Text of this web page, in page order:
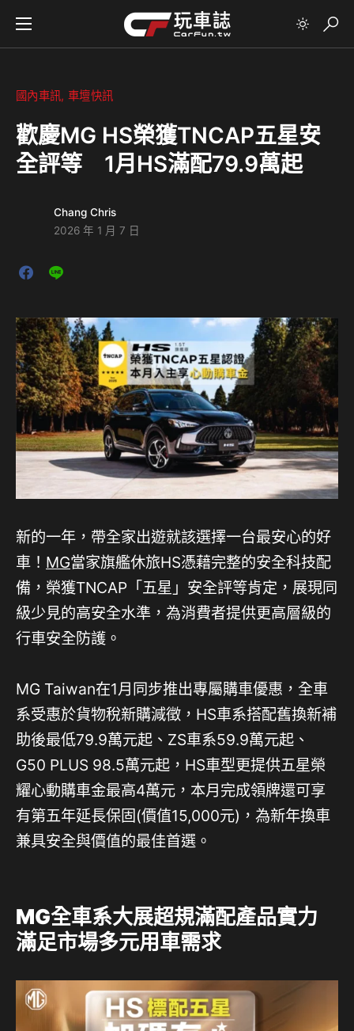
國內車訊 車壇快訊
歡慶MG HS榮獲TNCAP五星安
全評等 1月HS滿配79.9萬起
Chang Chris
2026 年 1 月 7 日
新的一年，帶全家出遊就該選擇一台最安心的好
車！ MG當家旗艦休旅HS憑藉完整的安全科技配
備，榮獲TNCAP「五星」安全評等肯定，展現同
級少見的高安全水準，為消費者提供更高層級的
行車安全防護。
MG Taiwan在1月同步推出專屬購車優惠，全車
系受惠於貨物稅新購減徵，HS車系搭配舊換新補
助後最低79.9萬元起、ZS車系59.9萬元起、
G50 PLUS 98.5萬元起，HS車型更提供五星榮
耀心動購車金最高4萬元，本月完成領牌還可享
有第五年延長保固(價值15,000元)，為新年換車
兼具安全與價值的最佳首選。
MG全車系大展超規滿配產品實力
滿足市場多元用車需求